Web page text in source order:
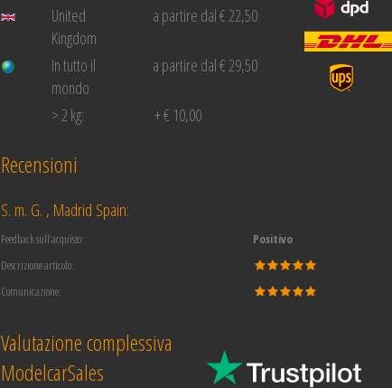
United
Kingdom
a partire dal € 22,50
In tutto il
mondo
a partire dal € 29,50
> 2 kg: + € 10,00
Recensioni
S. m. G. , Madrid Spain:
Feedback sull’acquisto:
Positivo
Descrizione articolo:
Comunicazione:
Valutazione complessiva
ModelcarSales